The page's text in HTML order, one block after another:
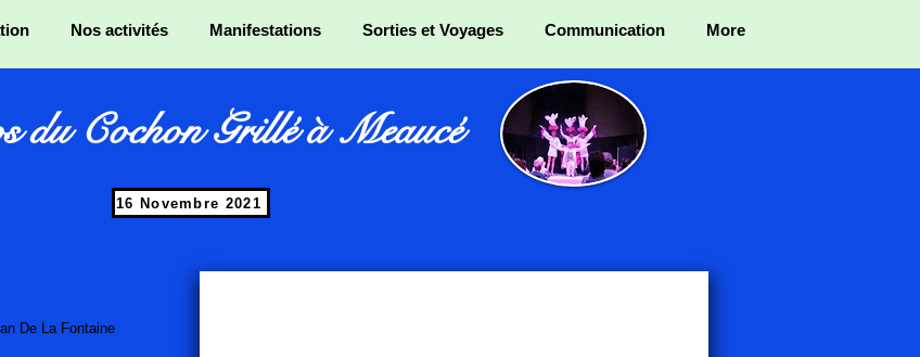
Nos activités Manifestations Sorties et Voyages Communication More
du Cochon Grillé à Meaucé
16 Novembre 2021
De La Fontaine